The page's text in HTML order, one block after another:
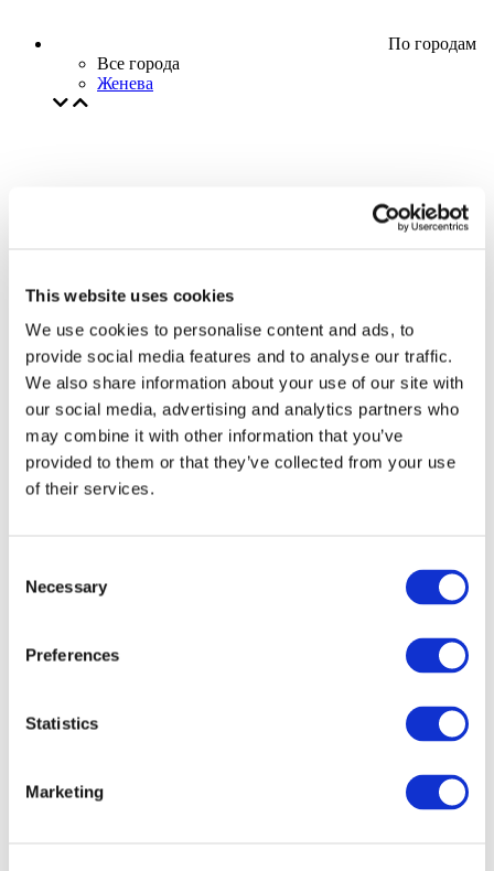
This website uses cookies
We use cookies to personalise content and ads, to
provide social media features and to analyse our traffic.
We also share information about your use of our site with
our social media, advertising and analytics partners who
may combine it with other information that you’ve
provided to them or that they’ve collected from your use
of their services.
Selection
Necessary
Preferences
Statistics
Marketing
По городам
Все города
Женева